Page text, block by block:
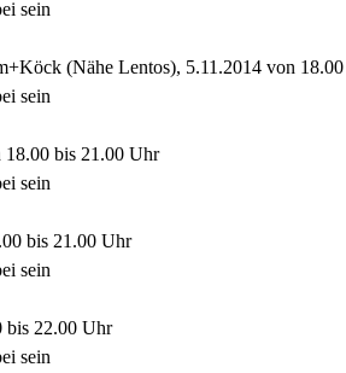
sein
(Nähe Lentos), 5.11.2014 von
sein
18.00 bis 21.00 Uhr
sein
bis 21.00 Uhr
sein
bis 22.00 Uhr
sein